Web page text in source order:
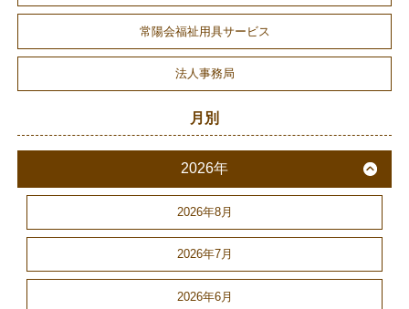
常陽会福祉用具サービス
法人事務局
月別
2026年
2026年8月
2026年7月
2026年6月